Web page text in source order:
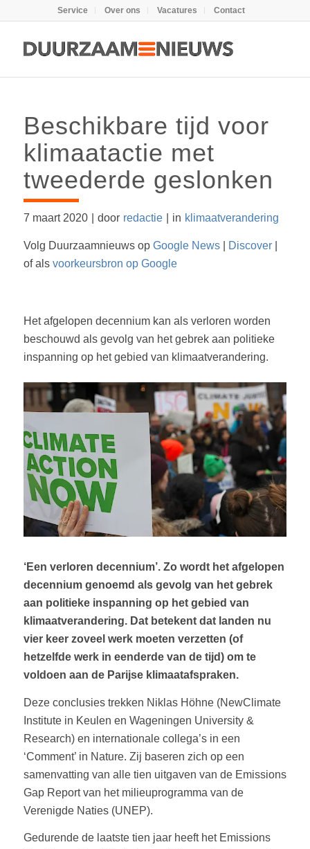
Service Over ons Vacatures Contact
Beschikbare tijd voor
klimaatactie met
tweederde geslonken
7 maart 2020 door redactie in klimaatverandering
Volg Duurzaamnieuws op Google News| Discover|
of als voorkeursbron op Google
Het afgelopen decennium kan als verloren worden
beschouwd als gevolg van het gebrek aan politieke
inspanning op het gebied van klimaatverandering.
‘Een verloren decennium’. Zo wordt het afgelopen
decennium genoemd als gevolg van het gebrek
aan politieke inspanning op het gebied van
klimaatverandering. Dat betekent dat landen nu
vier keer zoveel werk moeten verzetten (of
hetzelfde werk in eenderde van de tijd) om te
voldoen aan de Parijse klimaatafspraken.
Deze conclusies trekken Niklas Höhne (NewClimate
Institute in Keulen en Wageningen University &
Research) en internationale collega’s in een
‘Comment’ in Nature. Zij baseren zich op een
samenvatting van alle tien uitgaven van de Emissions
Gap Report van het milieuprogramma van de
Verenigde Naties (UNEP).
Gedurende de laatste tien jaar heeft het Emissions